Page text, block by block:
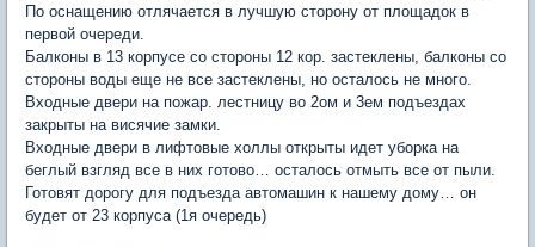
По оснащению отлячается в лучшую сторону от площадок в
первой очереди.
Балконы в 13 корпусе со стороны 12 кор. застеклены, балконы со
стороны воды еще не все застеклены, но осталось не много.
Входные двери на пожар. лестницу во 2ом и 3ем подъездах
закрыты на висячие замки.
Входные двери в лифтовые холлы открыты идет уборка на
беглый взгляд все в них готово… осталось отмыть все от пыли.
Готовят дорогу для подъезда автомашин к нашему дому… он
будет от 23 корпуса (1я очередь)